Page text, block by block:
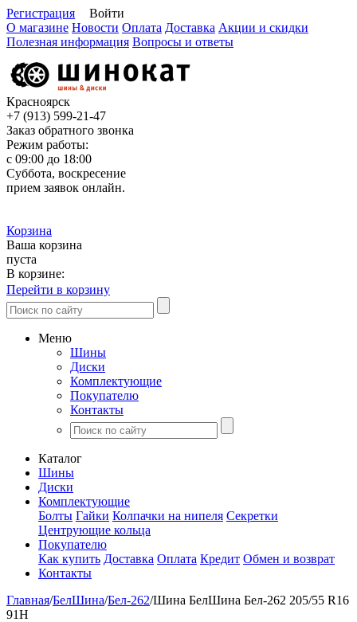
Регистрация
Войти
О магазине Новости Оплата Доставка Акции и скидки
Полезная информация Вопросы и ответы
Красноярск
+7 (913) 599-21-47
Заказ обратного звонка
Режим работы:
с 09:00 до 18:00
Суббота, воскресение
прием заявок онлайн.
Корзина
Ваша корзина
пуста
В корзине:
Перейти в корзину
Меню
Шины
Диски
Комплектующие
Покупателю
Контакты
Каталог
Шины
Диски
Комплектующие
Болты Гайки Колпачки на нипеля Секретки
Центрующие кольца
Покупателю
Как купить Доставка Оплата Кредит Обмен и возврат
Контакты
Главная/БелШина/Бел-262/Шина БелШина Бел-262 205/55 R16
91H